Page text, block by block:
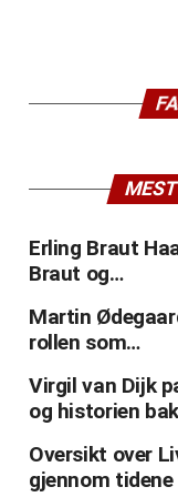
Erling Braut
Braut og…
Martin
rollen som…
Virgil van Dijk
og historien
Oversikt over
gjennom tidene